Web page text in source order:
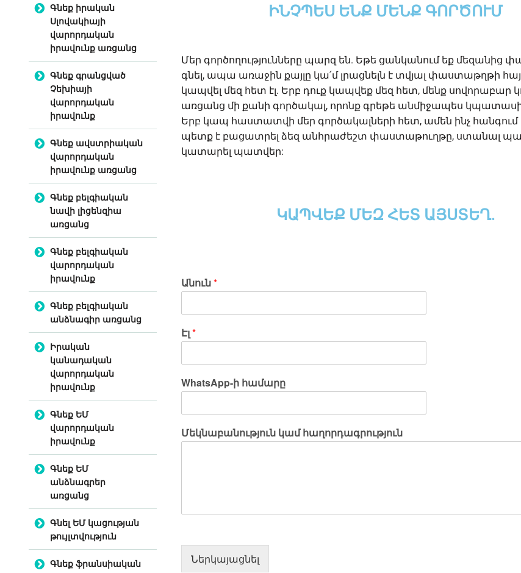
ԻՆՉՊԵՍ ԵՆՔ ՄԵՆՔ ԳՈՐԾՈՒՄ
Մեր գործողությունները պարզ են. Եթե ցանկանում եք մեզանից
գնել, ապա առաջին քայլը կա՛մ լրացնելն է տվյալ փաստաթղթի
կապվել մեզ հետ էլ. Երբ դուք կապվեք մեզ հետ, մենք սովորաբար
առցանց մի քանի գործակալ, որոնք գրեթե անմիջապես
Երբ կապ հաստատվի մեր գործակալների հետ, ամեն ինչ հանգում
պետք է բացատրել ձեզ անհրաժեշտ փաստաթուղթը, ստանալ
կատարել պատվեր:
ԿԱՊՎԵՔ ՄԵԶ ՀԵՏ ԱՅՍՏԵՂ.
Անուն*
Էլ*
WhatsApp-ի համարը
Մեկնաբանություն կամ հաղորդագրություն
Ներկայացնել
Գնեք իրական
Սլովակիայի
վարորդական
իրավունք առցանց
Գնեք գրանցված
Չեխիայի
վարորդական
իրավունք
Գնեք ավստրիական
վարորդական
իրավունք առցանց
Գնեք բելգիական
նավի լիցենզիա
առցանց
Գնեք բելգիական
վարորդական
իրավունք
Գնեք բելգիական
անձնագիր առցանց
Իրական
կանադական
վարորդական
իրավունք
Գնեք ԵՄ
վարորդական
իրավունք
Գնեք ԵՄ
անձնագրեր
առցանց
Գնել ԵՄ կացության
թույլտվություն
Գնեք ֆրանսիական